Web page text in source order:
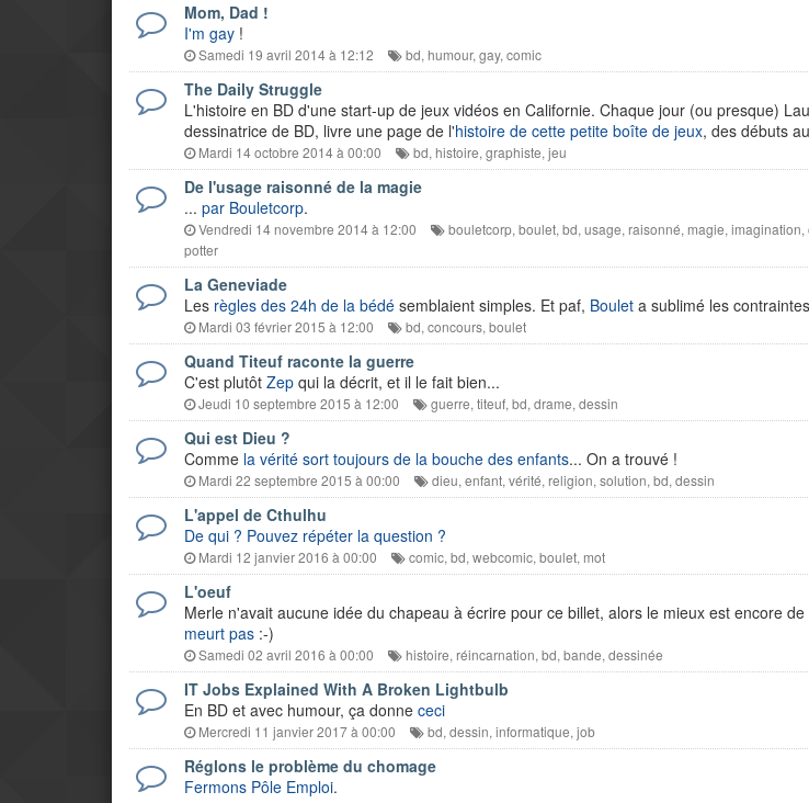
Mom, Dad !
I'm gay !
Samedi 19 avril 2014 à 12:12 bd, humour, gay, comic
The Daily Struggle
L'histoire en BD d'une start-up de jeux vidéos en Californie. Chaque jour (ou presque)
dessinatrice de BD, livre une page de l'histoire de cette petite boîte de jeux, des débuts
Mardi 14 octobre 2014 à 00:00 bd, histoire, graphiste, jeu
De l'usage raisonné de la magie
... par Bouletcorp.
Vendredi 14 novembre 2014 à 12:00 bouletcorp, boulet, bd, usage, raisonné, magie, imagination,
potter
La Geneviade
Les règles des 24h de la bédé semblaient simples. Et paf, Boulet a sublimé les
Mardi 03 février 2015 à 12:00 bd, concours, boulet
Quand Titeuf raconte la guerre
C'est plutôt Zep qui la décrit, et il le fait bien...
Jeudi 10 septembre 2015 à 12:00 guerre, titeuf, bd, drame, dessin
Qui est Dieu ?
Comme la vérité sort toujours de la bouche des enfants... On a trouvé !
Mardi 22 septembre 2015 à 00:00 dieu, enfant, vérité, religion, solution, bd, dessin
L'appel de Cthulhu
De qui ? Pouvez répéter la question ?
Mardi 12 janvier 2016 à 00:00 comic, bd, webcomic, boulet, mot
L'oeuf
Merle n'avait aucune idée du chapeau à écrire pour ce billet, alors le mieux est encore de
meurt pas :-)
Samedi 02 avril 2016 à 00:00 histoire, réincarnation, bd, bande, dessinée
IT Jobs Explained With A Broken Lightbulb
En BD et avec humour, ça donne ceci
Mercredi 11 janvier 2017 à 00:00 bd, dessin, informatique, job
Réglons le problème du chomage
Fermons Pôle Emploi.